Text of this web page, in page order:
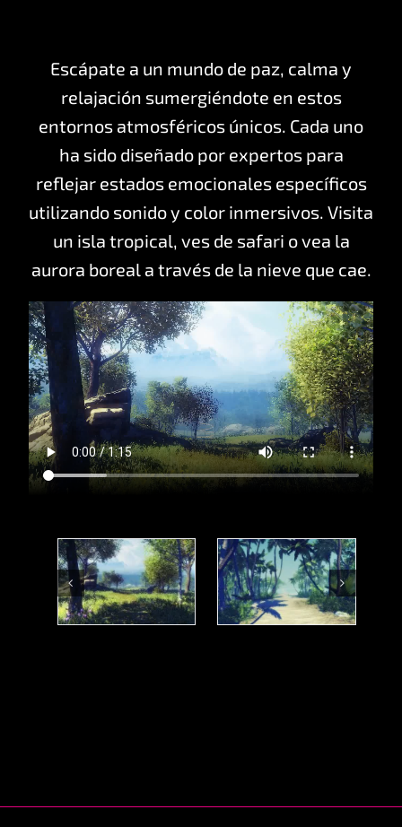
Escápate a un mundo de paz, calma y
relajación sumergiéndote en estos
entornos atmosféricos únicos. Cada uno
ha sido diseñado por expertos para
reflejar estados emocionales específicos
utilizando sonido y color inmersivos. Visita
un isla tropical, ves de safari o vea la
aurora boreal a través de la nieve que cae.